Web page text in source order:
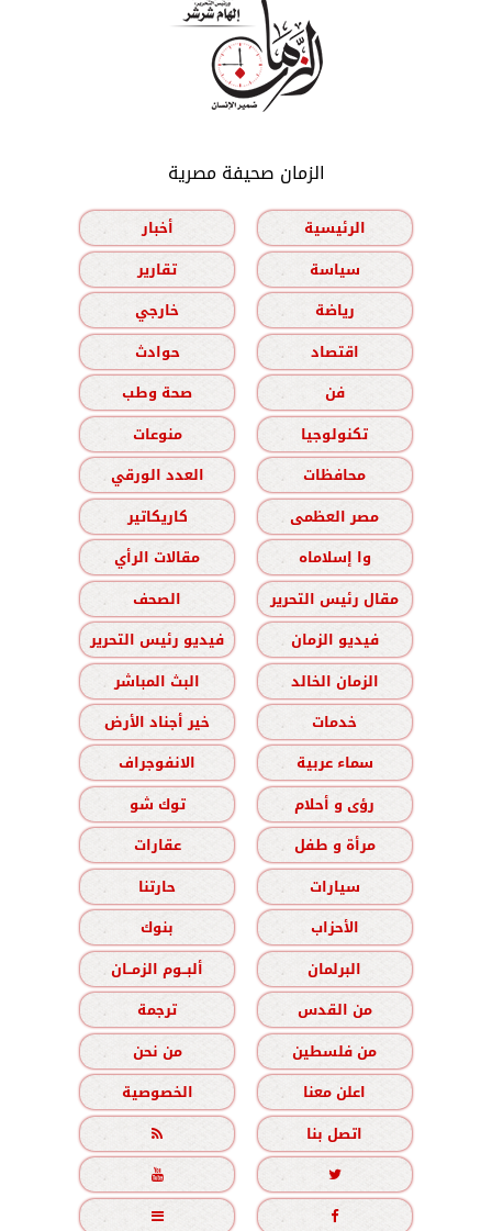
الزمان صحيفة مصرية
الرئيسية
أخبار
سياسة
تقارير
رياضة
خارجي
اقتصاد
حوادث
فن
صحة وطب
تكنولوجيا
منوعات
محافظات
العدد الورقي
مصر العظمى
كاريكاتير
وا إسلاماه
مقالات الرأي
مقال رئيس التحرير
الصحف
فيديو الزمان
فيديو رئيس التحرير
الزمان الخالد
البث المباشر
خدمات
خير أجناد الأرض
سماء عربية
الانفوجراف
رؤى و أحلام
توك شو
مرأة و طفل
عقارات
سيارات
حارتنا
الأحزاب
بنوك
البرلمان
ألبــوم الزمــان
من القدس
ترجمة
من فلسطين
من نحن
اعلن معنا
الخصوصية
اتصل بنا




